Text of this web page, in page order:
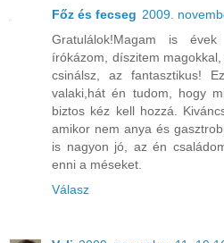
Főz és fecseg 2009.
Gratulálok!Magam is
írókázom, díszitem
csinálsz, az fantasztikus!
valaki,hát én tudom, hogy
biztos kéz kell hozzá.
amikor nem anya és
is nagyon jó, az én
enni a méseket.
Válasz